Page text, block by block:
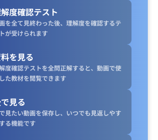
度確認テスト
を全て見終わった後、理解度を確認するテ
が受けられます
を見る
度確認テストを全問正解すると、動画で使
た教材を閲覧できます
見る
見たい動画を保存し、いつでも見返しやす
る機能です